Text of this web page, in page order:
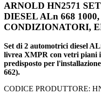
ARNOLD HN2571
DIESEL ALn 668
CONDIZIONATORI,
Set di 2 automotrici diesel
livrea XMPR con vetri piani
predisposto per
662).
CODICE PRODUTTORE: